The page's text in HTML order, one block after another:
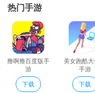
，看这肌肉线条，估计是
了，就差没把“我是3D新手
接着说说 剧情
吧，说实
热门手游
撸啊撸百度版手
游
下载
美女跑酷
手游
下载